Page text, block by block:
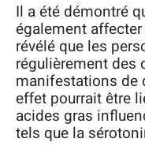
Il a été démontré
également affecter
révélé que les
régulièrement des
manifestations de
effet pourrait être
acides gras
tels que la